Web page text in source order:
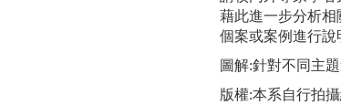
藉此進一步分析
個案或案例進行說
圖解:針對不同主
版權:本系自行拍